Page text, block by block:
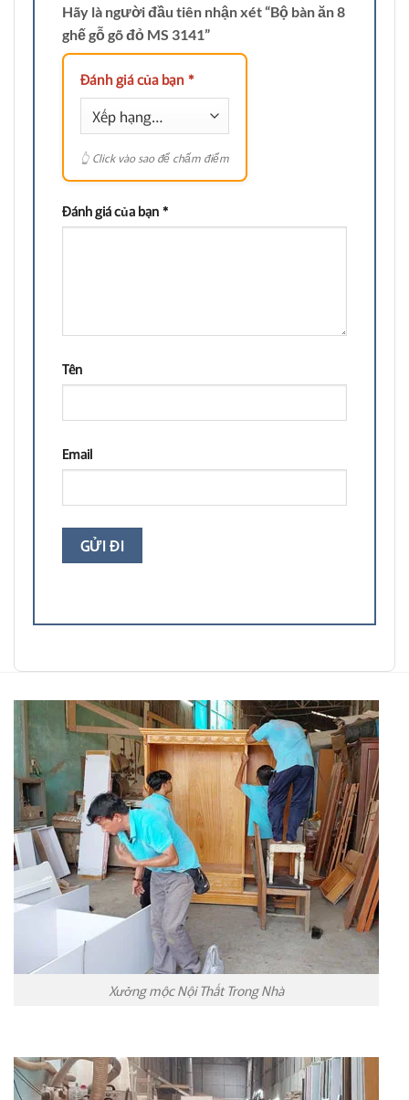
Hãy là người đầu tiên nhận xét “Bộ bàn ăn 8
ghế gỗ gõ đỏ MS 3141”
Đánh giá của bạn*
Đánh giá của bạn*
Tên
Email
Xưởng mộc Nội Thất Trong Nhà